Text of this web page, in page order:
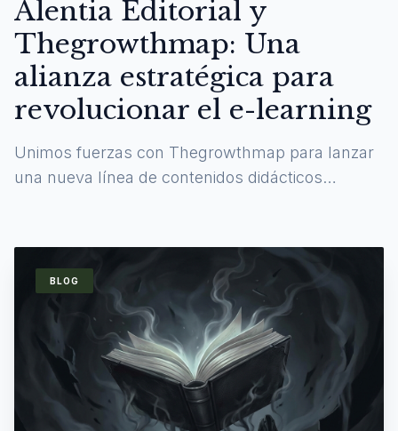
Alentia Editorial y
Thegrowthmap: Una
alianza estratégica para
revolucionar el e-learning
Unimos fuerzas con Thegrowthmap para lanzar
una nueva línea de contenidos didácticos
BLOG